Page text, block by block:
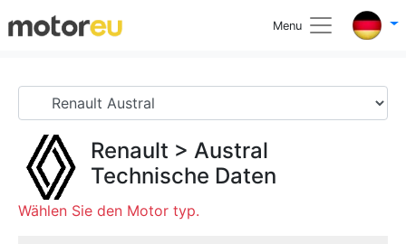
Menu
Renault > Austral
Technische Daten
Wählen Sie den Motor typ.